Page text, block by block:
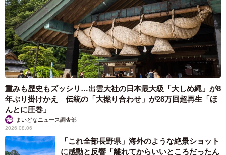
重みも歴史もズッシリ…出雲大社の日本最大級「大しめ縄」が8
年ぶり掛けかえ 伝統の「大撚り合わせ」が28万回超再生「ほ
んとに圧巻」
まいどなニュース調査部
2026.08.06
「これ全部長野県」海外のような絶景ショット
に感動と反響「離れてからいいところだったん